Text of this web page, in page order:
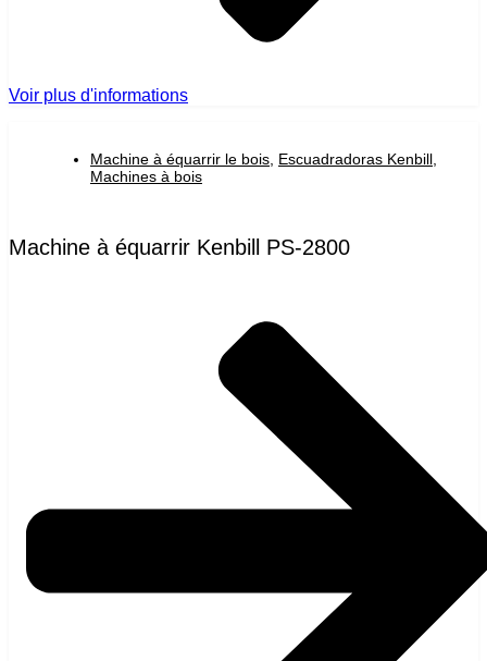
Voir plus d'informations
Machine à équarrir le bois Escuadradoras Kenbill
Machines à bois
Machine à équarrir Kenbill PS-2800